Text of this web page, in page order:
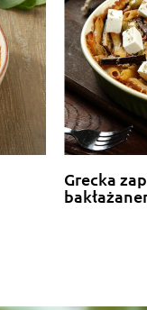
Grecka